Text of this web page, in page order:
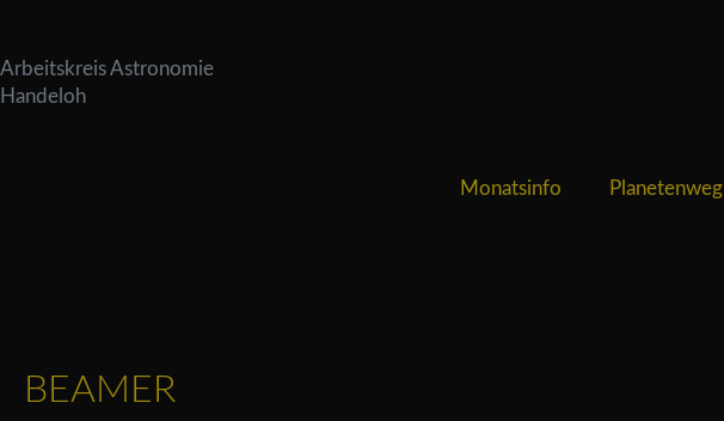
Arbeitskreis Astronomie
Handeloh
Monatsinfo Planetenweg
BEAMER